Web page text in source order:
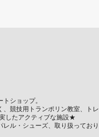
ショップ。
、競技用トランポリン教室、トレ
したアクティブな施設★
レル・シューズ、取り扱っており